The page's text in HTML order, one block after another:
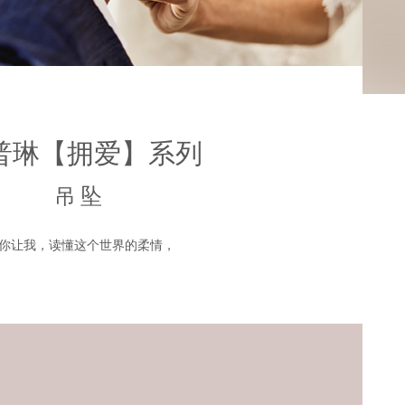
琳【拥爱】系列
吊坠
让我，读懂这个世界的柔情，